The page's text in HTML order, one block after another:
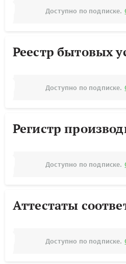
Доступно по подписке.
Реестр бытовых
Доступно по подписке.
Регистр
Доступно по подписке.
Аттестаты
Доступно по подписке.